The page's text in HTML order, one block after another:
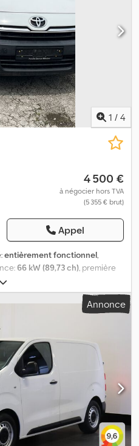
1 / 4
4 500 €
à négocier hors TVA
(5 355 € brut)
Appel
entièrement fonctionnel,
66 kW (89,73 ch) , première
carburant:
climatisation, Véhicule
dans l'annonce, sur Internet,
constituent des descriptions
considérées comme des
toute responsabilité
de données. Seuls
de vente font foi. Dcsdoyx If
Annonce